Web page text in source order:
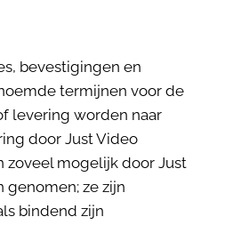
bevestigingen en
termijnen voor de
levering worden naar
door Just Video
zoveel mogelijk door Just
genomen; ze zijn
bindend zijn